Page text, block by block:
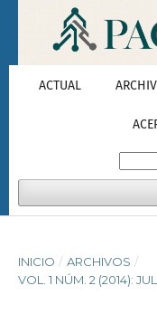
ACTUAL
INICIO / ARCHIVOS /
VOL. 1 NÚM. 2 (2014):